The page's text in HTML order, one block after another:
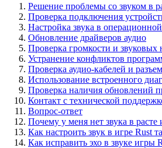
Решение проблемы со звуком в
Проверка подключения
Настройка звука в
Обновление драйверов аудио
Проверка громкости и звуковых
Устранение конфликтов
Проверка аудио-кабелей и
Использование встроенного
Проверка наличия обновлений
Контакт с технической
Вопрос-ответ
Почему у меня нет звука в расте
Как настроить звук в игре Rust
Как исправить эхо в звуке игры